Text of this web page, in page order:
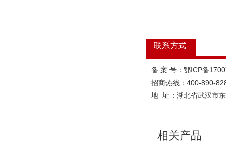
联系方式
备 案 号：鄂ICP备
招商热线：400-890-
地 址： 湖北省武汉市
相关产品